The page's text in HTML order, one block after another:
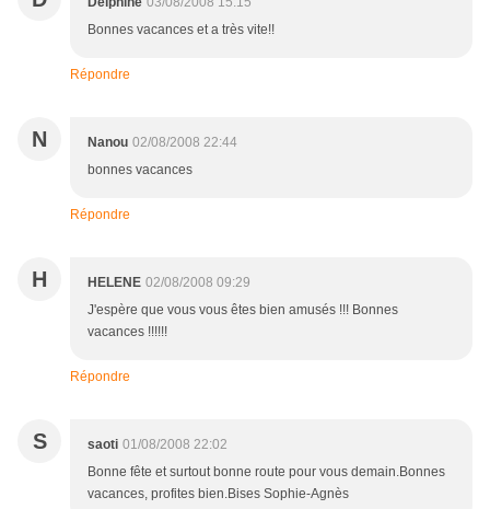
Bonnes vacances et a très vite!!
Répondre
N Nanou 02/08/2008 22:44
bonnes vacances
Répondre
H HELENE 02/08/2008 09:29
J'espère que vous vous êtes bien amusés !!! Bonnes
vacances !!!!!!
Répondre
S saoti 01/08/2008 22:02
Bonne fête et surtout bonne route pour vous demain.Bonnes
vacances, profites bien.Bises Sophie-Agnès